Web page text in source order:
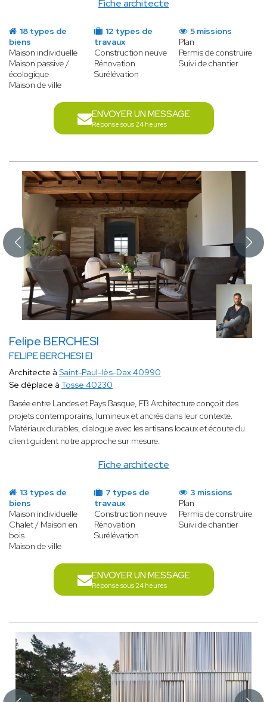
Fiche architecte
18 types de
biens
Maison individuelle
Maison passive /
écologique
Maison de ville
12 types de
travaux
Construction neuve
Rénovation
Surélévation
5 missions
Plan
Permis de construire
Suivi de chantier
ENVOYER UN MESSAGE
Réponse sous 24 heures
Felipe BERCHESI
FELIPE BERCHESI EI
Fiche architecte
Architecte à Saint-Paul-lès-Dax 40990
Se déplace à Tosse 40230
Basée entre Landes et Pays Basque, FB Architecture conçoit des
projets contemporains, lumineux et ancrés dans leur contexte.
Matériaux durables, dialogue avec les artisans locaux et écoute du
client guident notre approche sur mesure.
13 types de
biens
Maison individuelle
Chalet / Maison en
bois
Maison de ville
7 types de
travaux
Construction neuve
Rénovation
Surélévation
3 missions
Plan
Permis de construire
Suivi de chantier
ENVOYER UN MESSAGE
Réponse sous 24 heures